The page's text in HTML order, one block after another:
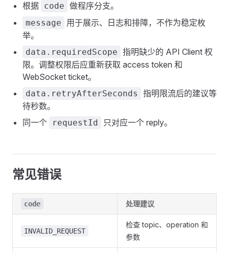
根据 code 做程序分支。
message
用于展示、日志和排障，不作为稳定枚
举。
data.requiredScope 指明缺少的 API Client 权
限。调整权限后应重新获取 access token 和
WebSocket ticket。
data.retryAfterSeconds
指明限流后的建议等
待秒数。
同一个
requestId 只对应一个 reply。
常见错误
code 处理建议
INVALID_REQUEST
检查 topic、operation 和
参数